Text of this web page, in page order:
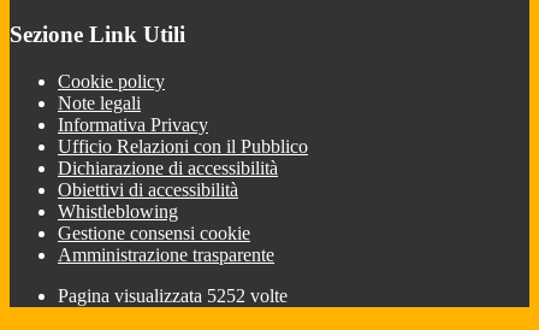
Sezione Link Utili
Cookie policy
Note legali
Informativa Privacy
Ufficio Relazioni con il Pubblico
Dichiarazione di accessibilità
Obiettivi di accessibilità
Whistleblowing
Gestione consensi cookie
Amministrazione trasparente
Pagina visualizzata 5252 volte